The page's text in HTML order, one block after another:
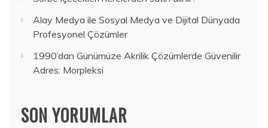
Alay Medya ile Sosyal Medya ve Dijital Dünyada
Profesyonel Çözümler
1990’dan Günümüze Akrilik Çözümlerde Güvenilir
Adres: Morpleksi
SON YORUMLAR